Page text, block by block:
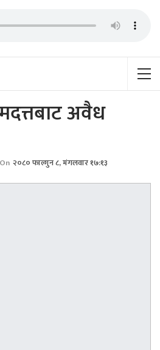
अवैध
On २०८० फाल्गुन ८, मंगलवार १७:१३